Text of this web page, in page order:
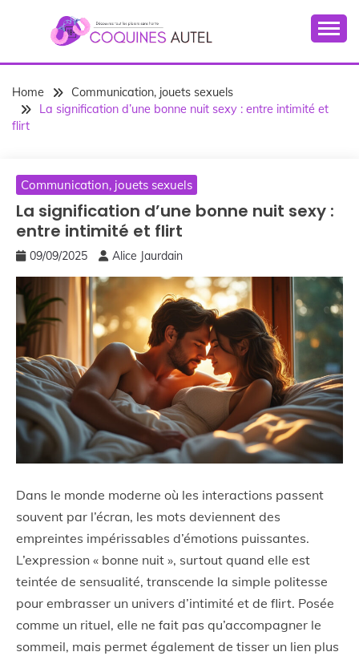
Home
Communication, jouets sexuels
La signification d’une bonne nuit sexy : entre intimité et
flirt
Communication, jouets sexuels
La signification d’une bonne nuit sexy :
entre intimité et flirt
09/09/2025 Alice Jaurdain
Dans le monde moderne où les interactions passent
souvent par l’écran, les mots deviennent des
empreintes impérissables d’émotions puissantes.
L’expression « bonne nuit », surtout quand elle est
teintée de sensualité, transcende la simple politesse
pour embrasser un univers d’intimité et de flirt. Posée
comme un rituel, elle ne fait pas qu’accompagner le
sommeil, mais permet également de tisser un lien plus